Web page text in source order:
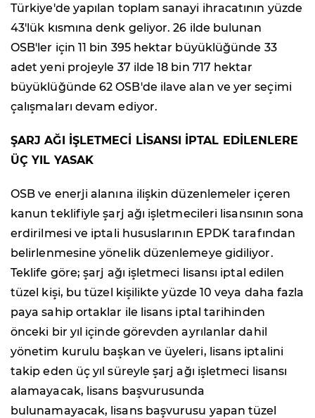
Türkiye'de yapılan toplam sanayi ihracatının yüzde
43'lük kısmına denk geliyor. 26 ilde bulunan
OSB'ler için 11 bin 395 hektar büyüklüğünde 33
adet yeni projeyle 37 ilde 18 bin 717 hektar
büyüklüğünde 62 OSB'de ilave alan ve yer seçimi
çalışmaları devam ediyor.
ŞARJ AĞI İŞLETMECİ LİSANSI İPTAL EDİLENLERE
ÜÇ YIL YASAK
OSB ve enerji alanına ilişkin düzenlemeler içeren
kanun teklifiyle şarj ağı işletmecileri lisansının sona
erdirilmesi ve iptali hususlarının EPDK tarafından
belirlenmesine yönelik düzenlemeye gidiliyor.
Teklife göre; şarj ağı işletmeci lisansı iptal edilen
tüzel kişi, bu tüzel kişilikte yüzde 10 veya daha fazla
paya sahip ortaklar ile lisans iptal tarihinden
önceki bir yıl içinde görevden ayrılanlar dahil
yönetim kurulu başkan ve üyeleri, lisans iptalini
takip eden üç yıl süreyle şarj ağı işletmeci lisansı
alamayacak, lisans başvurusunda
bulunamayacak, lisans başvurusu yapan tüzel